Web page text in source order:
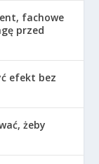
fachowe
przed
efekt bez
żeby